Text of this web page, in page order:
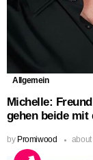
Allgemein
Michelle:
gehen beide
by Promiwood about